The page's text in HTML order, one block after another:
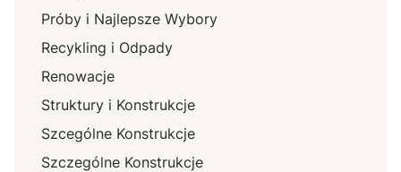
Próby i Najlepsze Wybory
Recykling i Odpady
Renowacje
Struktury i Konstrukcje
Szcególne Konstrukcje
Szczególne Konstrukcje